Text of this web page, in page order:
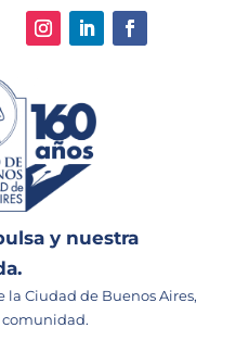
y nuestra
la Ciudad de Buenos Aires,
comunidad.